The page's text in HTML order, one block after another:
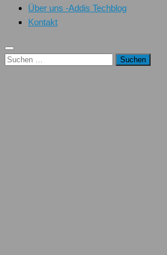
Über uns -Addis Techblog
Kontakt
Suchen